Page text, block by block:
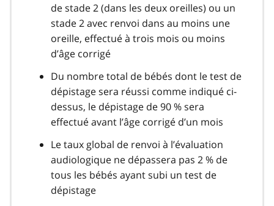
de stade 2 (dans les deux oreilles) ou un
stade 2 avec renvoi dans au moins une
oreille, effectué à trois mois ou moins
d’âge corrigé
Du nombre total de bébés dont le test de
dépistage sera réussi comme indiqué ci-
dessus, le dépistage de 90 % sera
effectué avant l’âge corrigé d’un mois
Le taux global de renvoi à l’évaluation
audiologique ne dépassera pas 2 % de
tous les bébés ayant subi un test de
dépistage